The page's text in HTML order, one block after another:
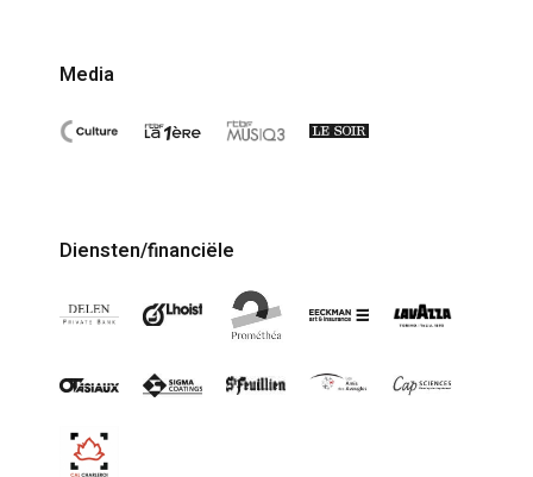
Media
Diensten/financiële